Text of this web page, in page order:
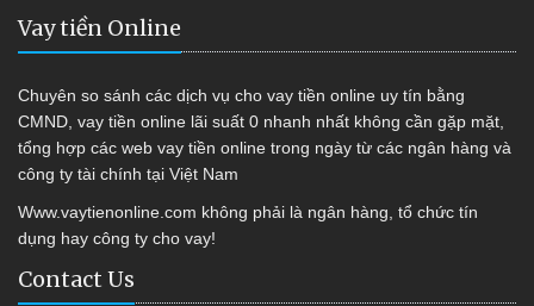
Vay tiền Online
Chuyên so sánh các dịch vụ cho vay tiền online uy tín bằng
CMND, vay tiền online lãi suất 0 nhanh nhất không cần gặp mặt,
tổng hợp các web vay tiền online trong ngày từ các ngân hàng và
công ty tài chính tại Việt Nam
Www.vaytienonline.com không phải là ngân hàng, tổ chức tín
dụng hay công ty cho vay!
Contact Us